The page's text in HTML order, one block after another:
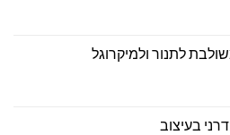
לתנור ולמיקרוגל
בעיצוב